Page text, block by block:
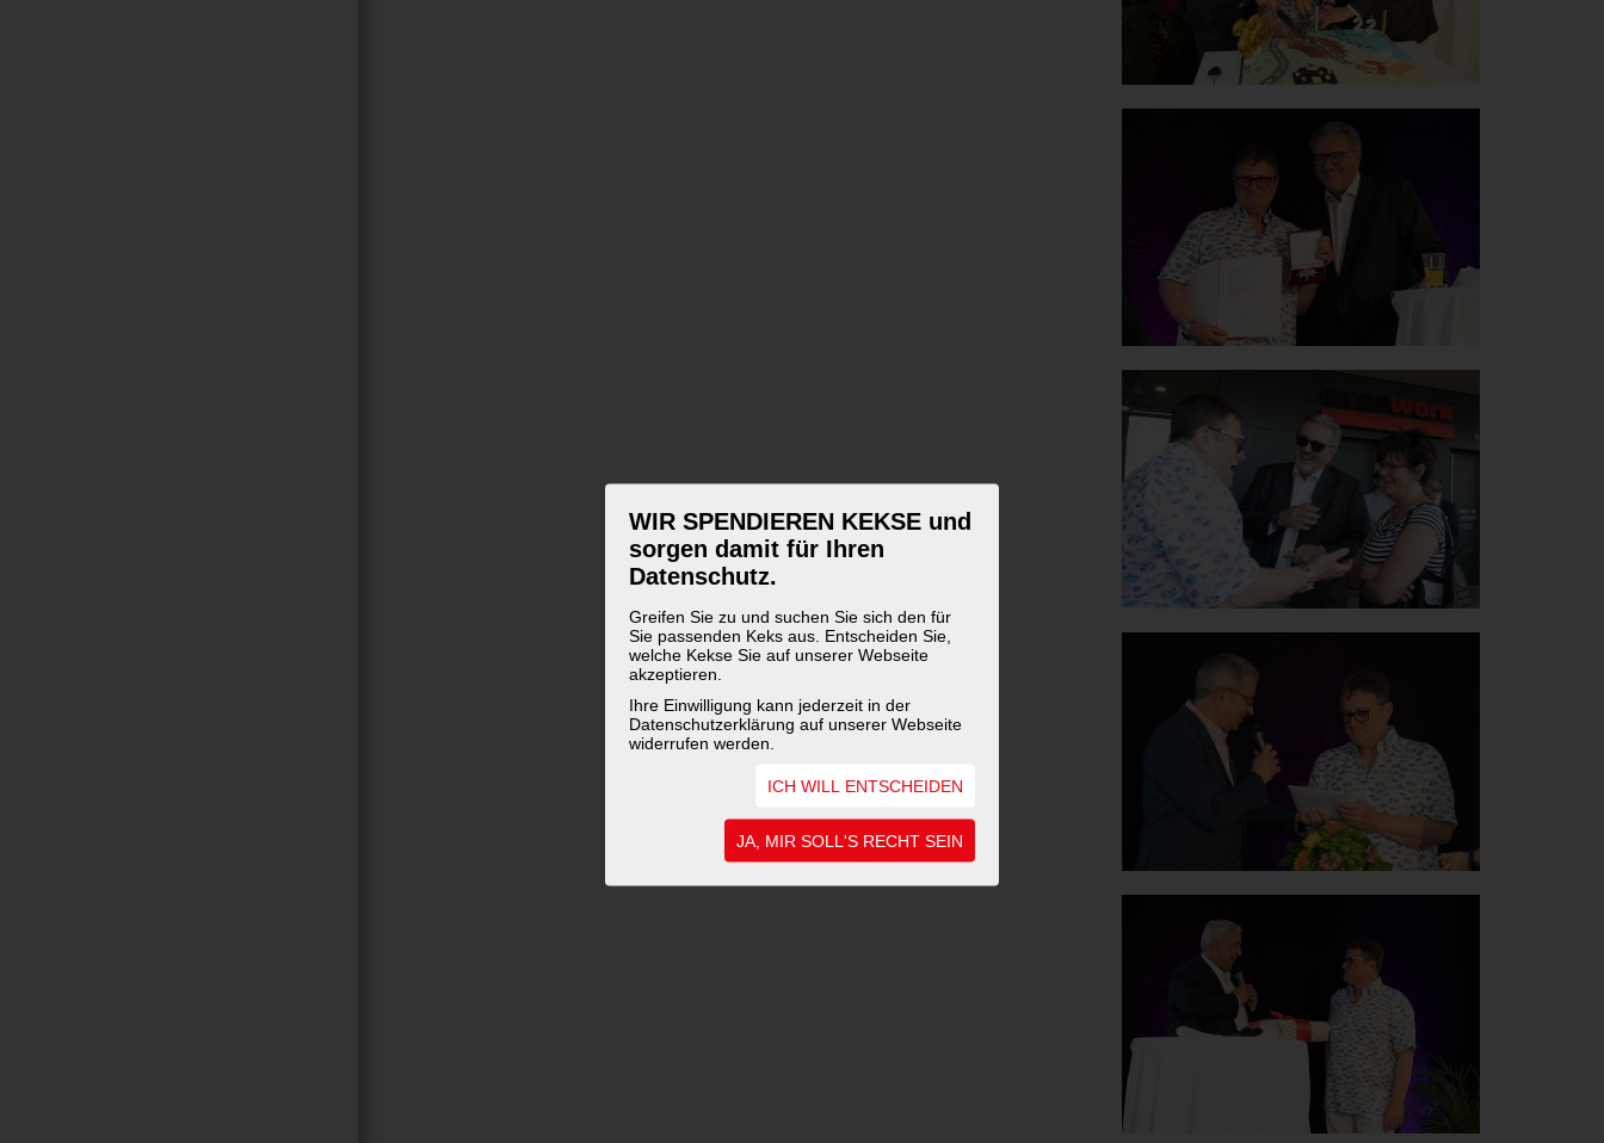
WIR SPENDIEREN KEKSE und
sorgen damit für Ihren
Datenschutz.
Greifen Sie zu und suchen Sie sich den für
Sie passenden Keks aus. Entscheiden Sie,
welche Kekse Sie auf unserer Webseite
akzeptieren.
Ihre Einwilligung kann jederzeit in der
Datenschutzerklärung auf unserer Webseite
widerrufen werden.
ICH WILL ENTSCHEIDEN
JA, MIR SOLL'S RECHT SEIN